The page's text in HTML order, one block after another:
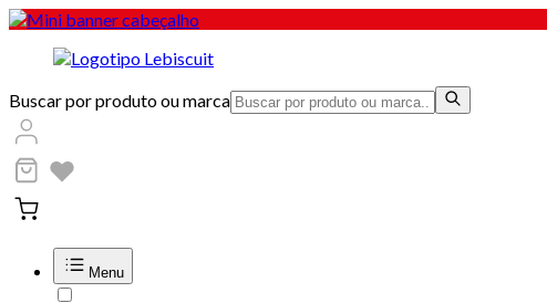
Buscar por produto ou marca
Menu